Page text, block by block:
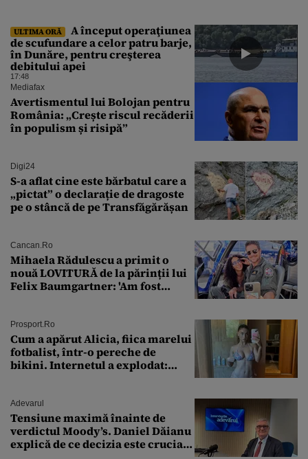
ULTIMA ORĂ
A început operaţiunea
de scufundare a celor patru barje,
în Dunăre, pentru creşterea
debitului apei
17:48
Mediafax
Avertismentul lui Bolojan pentru
România: „Crește riscul recăderii
în populism și risipă”
Digi24
S-a aflat cine este bărbatul care a
„pictat” o declarație de dragoste
pe o stâncă de pe Transfăgărășan
Cancan.ro
Mihaela Rădulescu a primit o
nouă LOVITURĂ de la părinții lui
Felix Baumgartner: 'Am fost
Prosport.ro
Cum a apărut Alicia, fiica marelui
fotbalist, într-o pereche de
bikini. Internetul a explodat:
Adevarul
Tensiune maximă înainte de
verdictul Moody’s. Daniel Dăianu
explică de ce decizia este crucială